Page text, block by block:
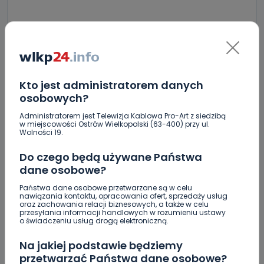
Kto jest administratorem danych
osobowych?
Administratorem jest Telewizja Kablowa Pro-Art z siedzibą
w miejscowości Ostrów Wielkopolski (63-400) przy ul.
Wolności 19.
Do czego będą używane Państwa
dane osobowe?
Państwa dane osobowe przetwarzane są w celu
nawiązania kontaktu, opracowania ofert, sprzedaży usług
oraz zachowania relacji biznesowych, a także w celu
przesyłania informacji handlowych w rozumieniu ustawy
o świadczeniu usług drogą elektroniczną.
Na jakiej podstawie będziemy
przetwarzać Państwa dane osobowe?
Skomentuj ten wpis jako pierwszy!
DOŁĄCZ DO DYSKUSJI
DODAJ SWÓJ KOMENTARZ
Wiadomość